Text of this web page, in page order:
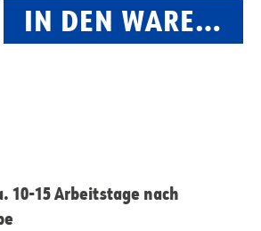
Gib den gewünschten Wert ein
IN DEN
10-15 Arbeitstage nach